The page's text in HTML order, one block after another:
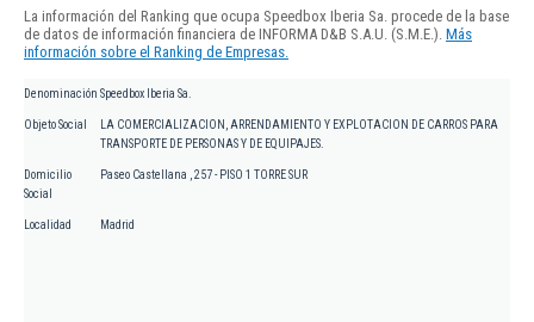
La información del Ranking que ocupa Speedbox Iberia Sa. procede de la base
de datos de información financiera de INFORMA D&B S.A.U. (S.M.E.). Más
información sobre el Ranking de Empresas.
Denominación Speedbox Iberia Sa.
Objeto Social
LA COMERCIALIZACION, ARRENDAMIENTO Y EXPLOTACION DE CARROS PARA
TRANSPORTE DE PERSONAS Y DE EQUIPAJES.
Domicilio
Social
Paseo Castellana , 257 - PISO 1 TORRE SUR
Localidad Madrid